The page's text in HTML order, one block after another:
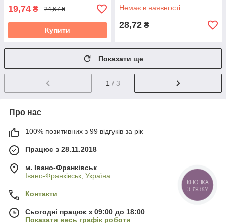
19,74 ₴ 24,67 ₴
Купити
Немає в наявності
28,72 ₴
Показати ще
1 / 3
Про нас
100% позитивних з 99 відгуків за рік
Працює з 28.11.2018
м. Івано-Франківськ
Івано-Франківськ, Україна
Контакти
Сьогодні працює з 09:00 до 18:00
Показати весь графік роботи
КНОПКА
ЗВ'ЯЗКУ